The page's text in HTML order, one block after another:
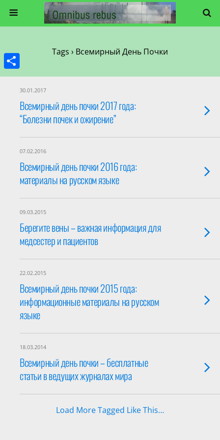
Tags › Всемирный День Почки
30.01.2017
Всемирный день почки 2017 года:
“Болезни почек и ожирение”
07.02.2016
Всемирный день почки 2016 года:
материалы на русском языке
09.03.2015
Берегите вены – важная информация для
медсестер и пациентов
22.02.2015
Всемирный день почки 2015 года:
информационные материалы на русском
языке
18.03.2014
Всемирный день почки – бесплатные
статьи в ведущих журналах мира
Load More Tagged Like This…
Share